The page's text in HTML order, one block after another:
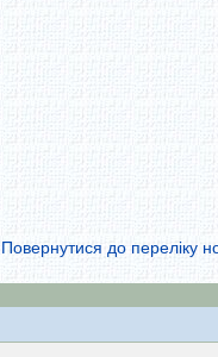
Повернутися до переліку